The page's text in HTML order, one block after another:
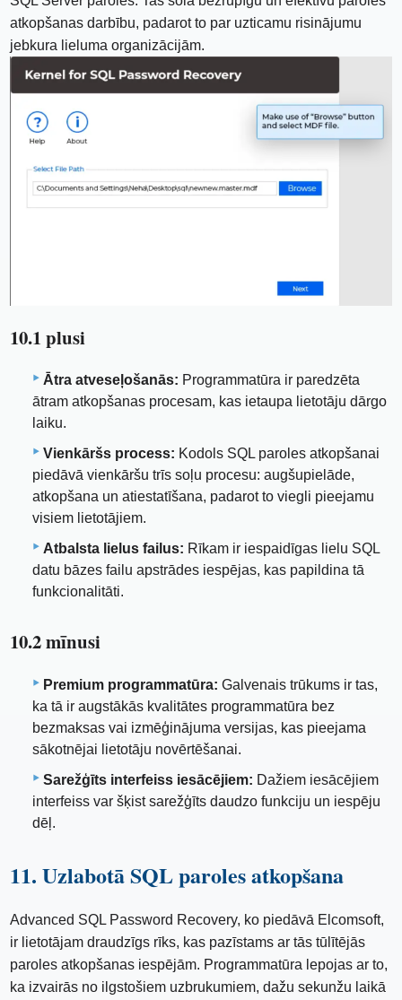
atkopšanas darbību, padarot to par uzticamu risinājumu
jebkura lieluma organizācijām.
10.1 plusi
Ātra atveseļošanās: Programmatūra ir paredzēta
ātram atkopšanas procesam, kas ietaupa lietotāju dārgo
laiku.
Vienkāršs process: Kodols SQL paroles atkopšanai
piedāvā vienkāršu trīs soļu procesu: augšupielāde,
atkopšana un atiestatīšana, padarot to viegli pieejamu
visiem lietotājiem.
Atbalsta lielus failus: Rīkam ir iespaidīgas lielu SQL
datu bāzes failu apstrādes iespējas, kas papildina tā
funkcionalitāti.
10.2 mīnusi
Premium programmatūra: Galvenais trūkums ir tas,
ka tā ir augstākās kvalitātes programmatūra bez
bezmaksas vai izmēģinājuma versijas, kas pieejama
sākotnējai lietotāju novērtēšanai.
Sarežģīts interfeiss iesācējiem: Dažiem iesācējiem
interfeiss var šķist sarežģīts daudzo funkciju un iespēju
dēļ.
11. Uzlabotā SQL paroles atkopšana
Advanced SQL Password Recovery, ko piedāvā Elcomsoft,
ir lietotājam draudzīgs rīks, kas pazīstams ar tās tūlītējās
paroles atkopšanas iespējām. Programmatūra lepojas ar to,
ka izvairās no ilgstošiem uzbrukumiem, dažu sekunžu laikā